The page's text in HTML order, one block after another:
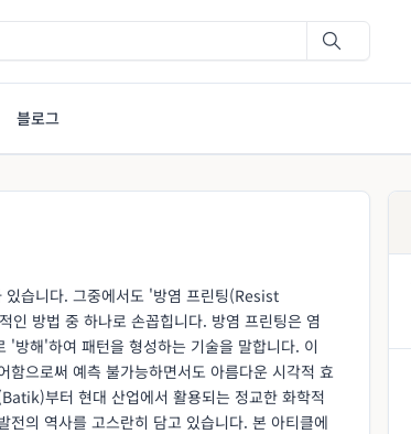
블로그
있습니다. 그중에서도 '방염 프린팅(Resist
방법 중 하나로 손꼽힙니다. 방염 프린팅은 염
'방해'하여 패턴을 형성하는 기술을 말합니다. 이
으로써 예측 불가능하면서도 아름다운 시각적 효
부터 현대 산업에서 활용되는 정교한 화학적
의 역사를 고스란히 담고 있습니다. 본 아티클에